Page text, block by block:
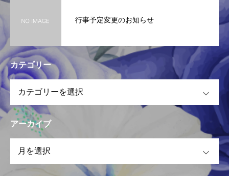
行事予定変更のお知らせ
カテゴリー
アーカイブ